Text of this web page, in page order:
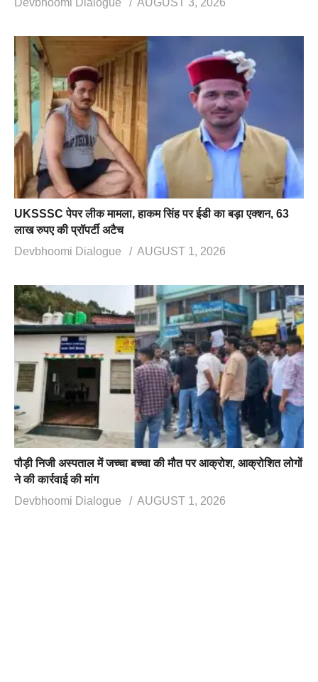
UKSSSC पेपर लीक मामला, हाकम सिंह पर ईडी का बड़ा एक्शन, 63
लाख रुपए की प्रॉपर्टी अटैच
Devbhoomi Dialogue
AUGUST 1, 2026
पौड़ी निजी अस्पताल में जच्चा बच्चा की मौत पर आक्रोश, आक्रोशित लोगों
ने की कार्रवाई की मांग
Devbhoomi Dialogue
AUGUST 1, 2026